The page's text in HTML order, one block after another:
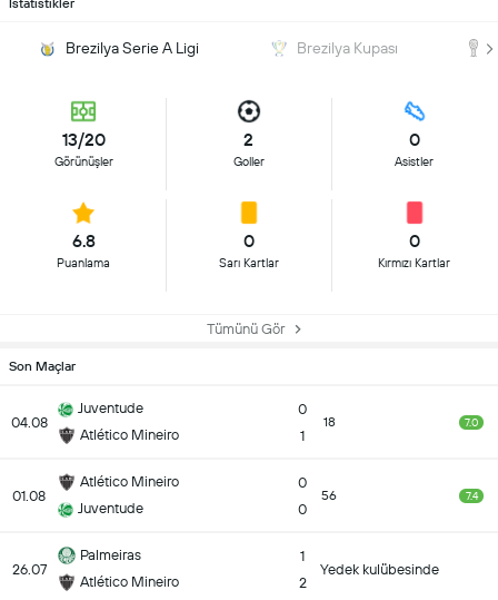
İstatistikler
Brezilya Serie A Ligi Brezilya Kupası
13/20
Görünüşler
2
Goller
0
Asistler
6.8
Puanlama
0
Sarı Kartlar
0
Kırmızı Kartlar
Tümünü Gör
Son Maçlar
04.08
Juventude
Atlético Mineiro
0
1
18 7.0
01.08
Atlético Mineiro
Juventude
0
0
56 7.4
26.07
Palmeiras
Atlético Mineiro
1
2
Yedek kulübesinde